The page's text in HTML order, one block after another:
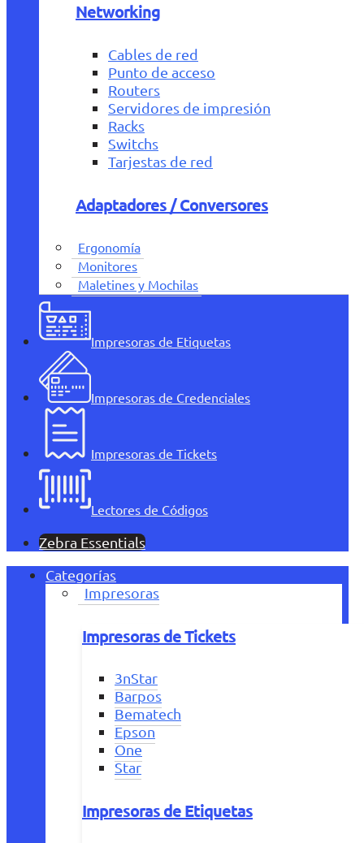
Networking
Cables de red
Punto de acceso
Routers
Servidores de impresión
Racks
Switchs
Tarjestas de red
Adaptadores / Conversores
Ergonomía
Monitores
Maletines y Mochilas
Impresoras de Etiquetas
Impresoras de Credenciales
Impresoras de Tickets
Lectores de Códigos
Zebra Essentials
Categorías
Impresoras
Impresoras de Tickets
3nStar
Barpos
Bematech
Epson
One
Star
Impresoras de Etiquetas